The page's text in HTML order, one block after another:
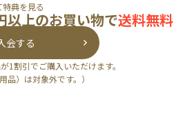
典を見る
以上のお買い物で送料無料
会する
1割引でご購入いただけます。
品）は対象外です。）